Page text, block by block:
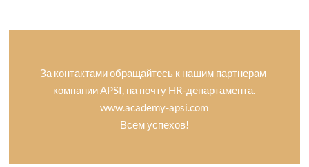
За контактами обращайтесь к нашим партнерам
компании APSI, на почту HR-департамента.
www.academy-apsi.com
Всем успехов!